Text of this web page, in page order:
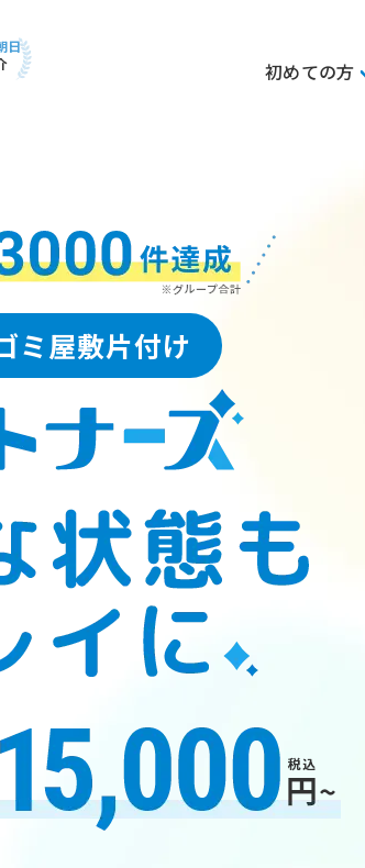
日
初めての方
ミ屋敷片付け